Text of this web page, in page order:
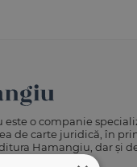
o companie
de carte juridică, în
Hamangiu, dar și